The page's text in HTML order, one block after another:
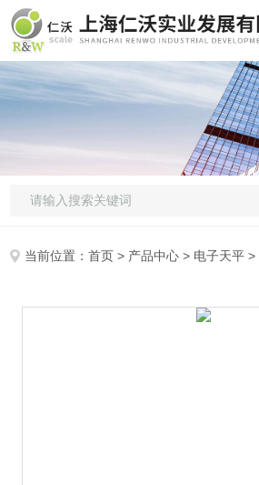
当前位置：首页 > 产品中心 > 电子天平 >